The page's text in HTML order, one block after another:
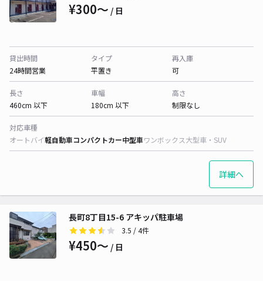
¥300〜 / 日
貸出時間
24時間営業
タイプ
平置き
再入庫
可
長さ
460cm 以下
車幅
180cm 以下
高さ
制限なし
対応車種
オートバイ軽自動車コンパクトカー中型車ワンボックス大型車・SUV
詳細へ
長町8丁目15-6 アキッパ駐車場
3.5 / 4件
¥450〜 / 日